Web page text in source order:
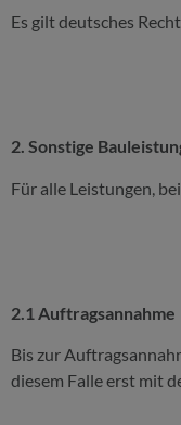
Es gilt deutsches
2. Sonstige
Für alle Leistungen,
2.1 Auftragsannahme
Bis zur
diesem Falle erst mit